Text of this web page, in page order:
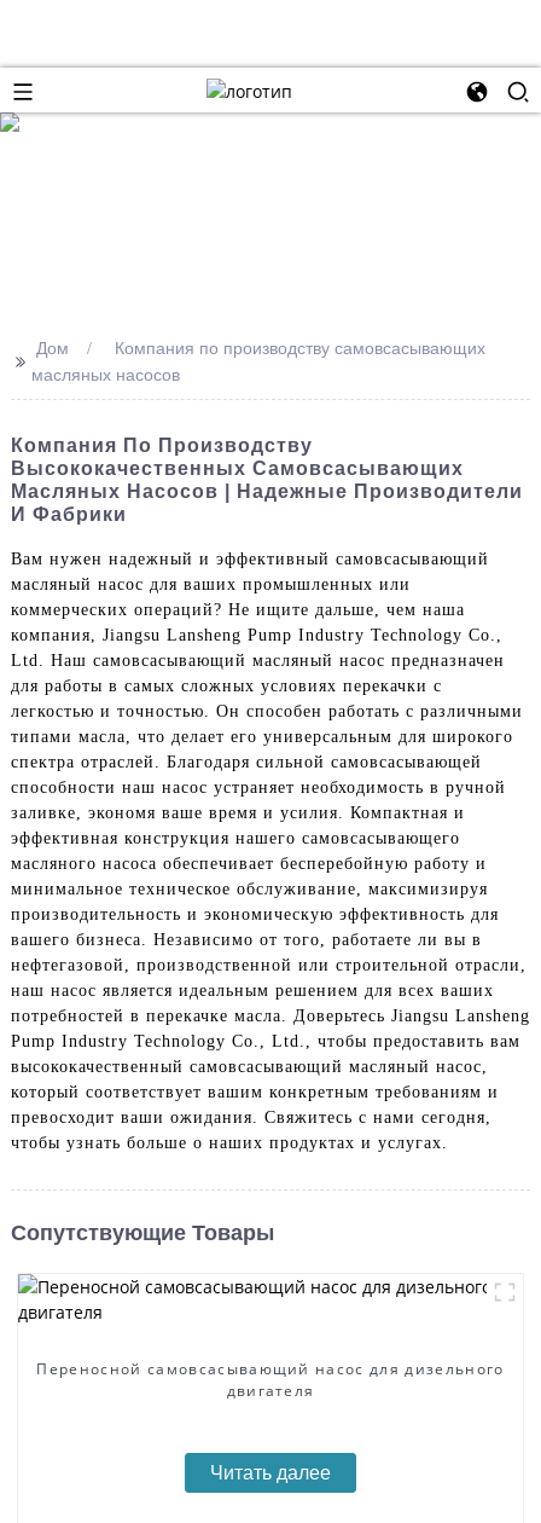
>> Дом
Компания по производству самовсасывающих
масляных насосов
Компания По Производству
Высококачественных Самовсасывающих
Масляных Насосов | Надежные Производители
И Фабрики
Вам нужен надежный и эффективный самовсасывающий
масляный насос для ваших промышленных или
коммерческих операций? Не ищите дальше, чем наша
компания, Jiangsu Lansheng Pump Industry Technology Co.,
Ltd. Наш самовсасывающий масляный насос предназначен
для работы в самых сложных условиях перекачки с
легкостью и точностью. Он способен работать с различными
типами масла, что делает его универсальным для широкого
спектра отраслей. Благодаря сильной самовсасывающей
способности наш насос устраняет необходимость в ручной
заливке, экономя ваше время и усилия. Компактная и
эффективная конструкция нашего самовсасывающего
масляного насоса обеспечивает бесперебойную работу и
минимальное техническое обслуживание, максимизируя
производительность и экономическую эффективность для
вашего бизнеса. Независимо от того, работаете ли вы в
нефтегазовой, производственной или строительной отрасли,
наш насос является идеальным решением для всех ваших
потребностей в перекачке масла. Доверьтесь Jiangsu Lansheng
Pump Industry Technology Co., Ltd., чтобы предоставить вам
высококачественный самовсасывающий масляный насос,
который соответствует вашим конкретным требованиям и
превосходит ваши ожидания. Свяжитесь с нами сегодня,
чтобы узнать больше о наших продуктах и ​​услугах.
Сопутствующие Товары
Переносной самовсасывающий насос для дизельного
двигателя
Читать далее